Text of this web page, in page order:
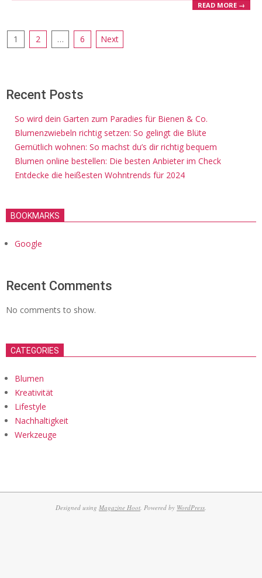
READ MORE →
Posts
1 2 … 6 Next
Recent Posts
So wird dein Garten zum Paradies für Bienen & Co.
Blumenzwiebeln richtig setzen: So gelingt die Blüte
Gemütlich wohnen: So machst du’s dir richtig bequem
Blumen online bestellen: Die besten Anbieter im Check
Entdecke die heißesten Wohntrends für 2024
BOOKMARKS
Google
Recent Comments
No comments to show.
CATEGORIES
Blumen
Kreativität
Lifestyle
Nachhaltigkeit
Werkzeuge
Designed using Magazine Hoot. Powered by WordPress.